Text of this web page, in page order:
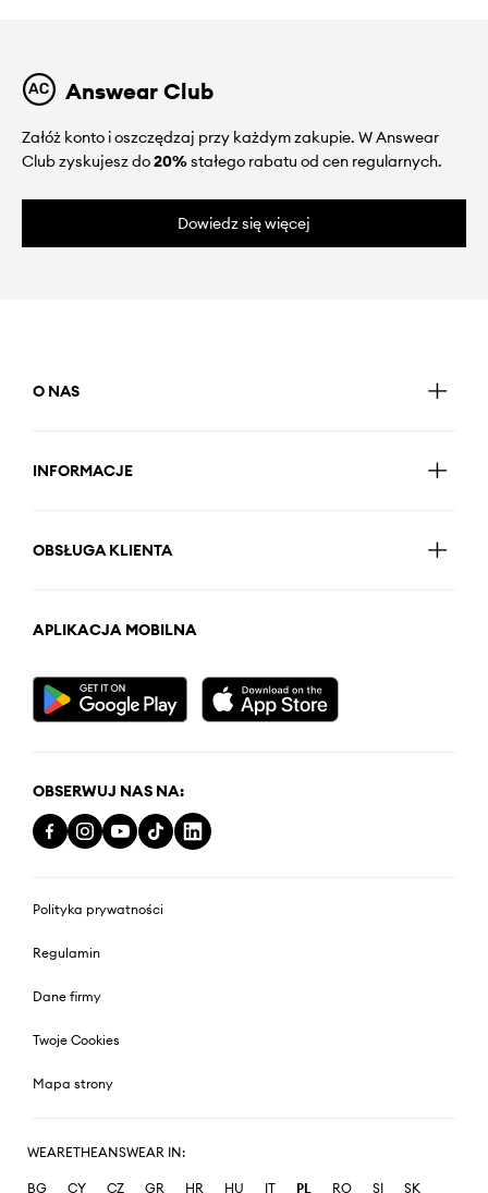
Answear Club
Załóż konto i oszczędzaj przy każdym zakupie. W Answear
Club zyskujesz do20%stałego rabatu od cen regularnych.
Dowiedz się więcej
O NAS
INFORMACJE
OBSŁUGA KLIENTA
APLIKACJA MOBILNA
OBSERWUJ NAS NA:
Polityka prywatności
Regulamin
Dane firmy
Twoje Cookies
Mapa strony
WEARETHEANSWEAR IN:
BG CY CZ GR HR HU IT PL RO SI SK